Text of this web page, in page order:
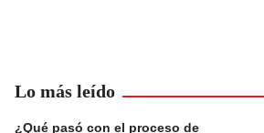
Lo más leído
¿Qué pasó con el proceso de